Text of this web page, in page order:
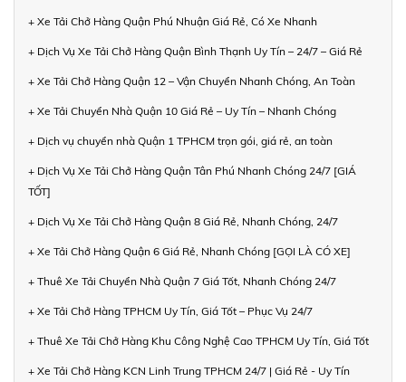
+ Xe Tải Chở Hàng Quận Phú Nhuận Giá Rẻ, Có Xe Nhanh
+ Dịch Vụ Xe Tải Chở Hàng Quận Bình Thạnh Uy Tín – 24/7 – Giá Rẻ
+ Xe Tải Chở Hàng Quận 12 – Vận Chuyển Nhanh Chóng, An Toàn
+ Xe Tải Chuyển Nhà Quận 10 Giá Rẻ – Uy Tín – Nhanh Chóng
+ Dịch vụ chuyển nhà Quận 1 TPHCM trọn gói, giá rẻ, an toàn
+ Dịch Vụ Xe Tải Chở Hàng Quận Tân Phú Nhanh Chóng 24/7 [GIÁ
TỐT]
+ Dịch Vụ Xe Tải Chở Hàng Quận 8 Giá Rẻ, Nhanh Chóng, 24/7
+ Xe Tải Chở Hàng Quận 6 Giá Rẻ, Nhanh Chóng [GỌI LÀ CÓ XE]
+ Thuê Xe Tải Chuyển Nhà Quận 7 Giá Tốt, Nhanh Chóng 24/7
+ Xe Tải Chở Hàng TPHCM Uy Tín, Giá Tốt – Phục Vụ 24/7
+ Thuê Xe Tải Chở Hàng Khu Công Nghệ Cao TPHCM Uy Tín, Giá Tốt
+ Xe Tải Chở Hàng KCN Linh Trung TPHCM 24/7 | Giá Rẻ - Uy Tín